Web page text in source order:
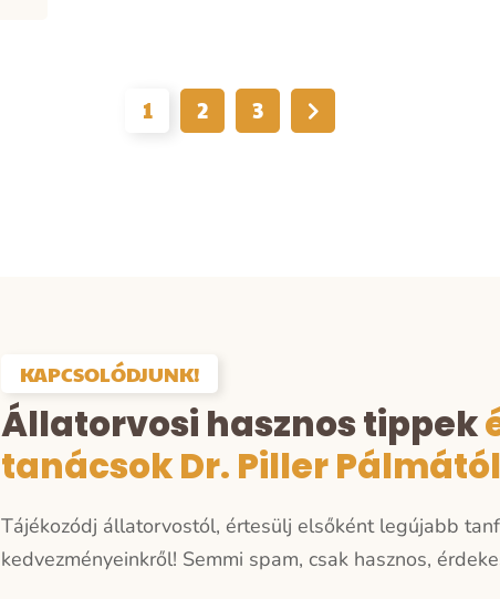
1 2 3
KAPCSOLÓDJUNK!
Állatorvosi hasznos tippek
tanácsok Dr. Piller
Tájékozódj állatorvostól, értesülj elsőként legújabb
kedvezményeinkről! Semmi spam, csak hasznos,